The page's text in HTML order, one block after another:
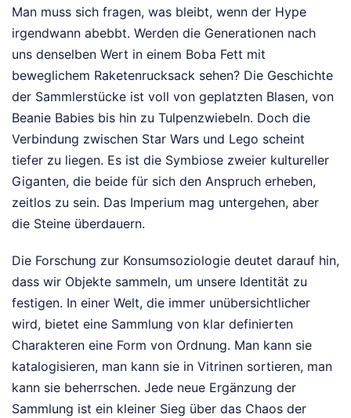
Man muss sich fragen, was bleibt, wenn der Hype
irgendwann abebbt. Werden die Generationen nach
uns denselben Wert in einem Boba Fett mit
beweglichem Raketenrucksack sehen? Die Geschichte
der Sammlerstücke ist voll von geplatzten Blasen, von
Beanie Babies bis hin zu Tulpenzwiebeln. Doch die
Verbindung zwischen Star Wars und Lego scheint
tiefer zu liegen. Es ist die Symbiose zweier kultureller
Giganten, die beide für sich den Anspruch erheben,
zeitlos zu sein. Das Imperium mag untergehen, aber
die Steine überdauern.
Die Forschung zur Konsumsoziologie deutet darauf hin,
dass wir Objekte sammeln, um unsere Identität zu
festigen. In einer Welt, die immer unübersichtlicher
wird, bietet eine Sammlung von klar definierten
Charakteren eine Form von Ordnung. Man kann sie
katalogisieren, man kann sie in Vitrinen sortieren, man
kann sie beherrschen. Jede neue Ergänzung der
Sammlung ist ein kleiner Sieg über das Chaos der